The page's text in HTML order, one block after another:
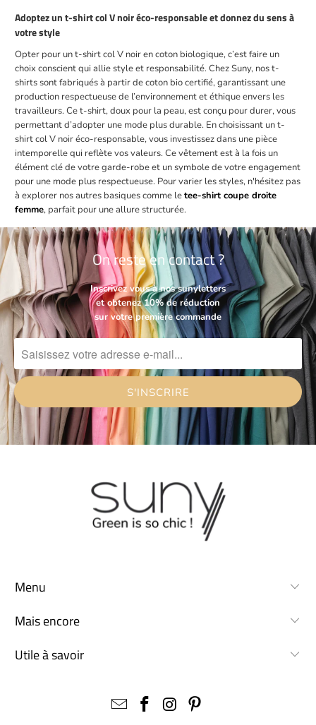
Adoptez un t-shirt col V noir éco-responsable et donnez du sens à
votre style
Opter pour un t-shirt col V noir en coton biologique, c’est faire un
choix conscient qui allie style et responsabilité. Chez Suny, nos t-
shirts sont fabriqués à partir de coton bio certifié, garantissant une
production respectueuse de l’environnement et éthique envers les
travailleurs. Ce t-shirt, doux pour la peau, est conçu pour durer, vous
permettant d’adopter une mode plus durable. En choisissant un t-
shirt col V noir éco-responsable, vous investissez dans une pièce
intemporelle qui reflète vos valeurs. Ce vêtement est à la fois un
élément clé de votre garde-robe et un symbole de votre engagement
pour une mode plus respectueuse. Pour varier les styles, n'hésitez pas
à explorer nos autres basiques comme letee-shirt coupe droite
femme, parfait pour une allure structurée.
On reste en contact ?
Inscrivez vous à nos sunyletters
et obtenez 10% de réduction
sur votre première commande
Menu
Mais encore
Utile à savoir